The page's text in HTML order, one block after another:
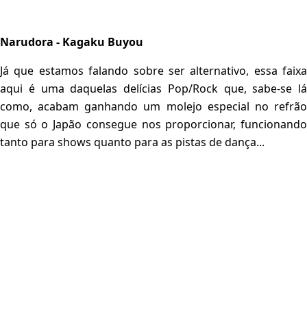
Narudora - Kagaku Buyou
Já que estamos falando sobre ser alternativo, essa faixa
aqui é uma daquelas delícias Pop/Rock que, sabe-se lá
como, acabam ganhando um molejo especial no refrão
que só o Japão consegue nos proporcionar, funcionando
tanto para shows quanto para as pistas de dança...